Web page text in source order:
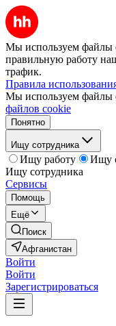
Мы используем файлы
правильную работу
трафик.
Правила
Мы используем файлы
файлов cookie
Понятно
Ищу сотрудника
Ищу работу
Ищу
Ищу сотрудника
Сервисы
Помощь
Ещё
Поиск
Афганистан
Войти
Войти
Зарегистрироваться